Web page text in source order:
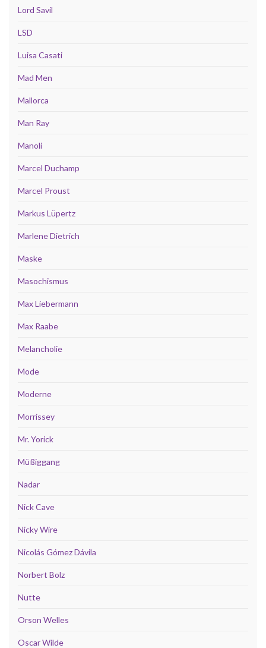
Lord Savil
LSD
Luisa Casati
Mad Men
Mallorca
Man Ray
Manoli
Marcel Duchamp
Marcel Proust
Markus Lüpertz
Marlene Dietrich
Maske
Masochismus
Max Liebermann
Max Raabe
Melancholie
Mode
Moderne
Morrissey
Mr. Yorick
Müßiggang
Nadar
Nick Cave
Nicky Wire
Nicolás Gómez Dávila
Norbert Bolz
Nutte
Orson Welles
Oscar Wilde